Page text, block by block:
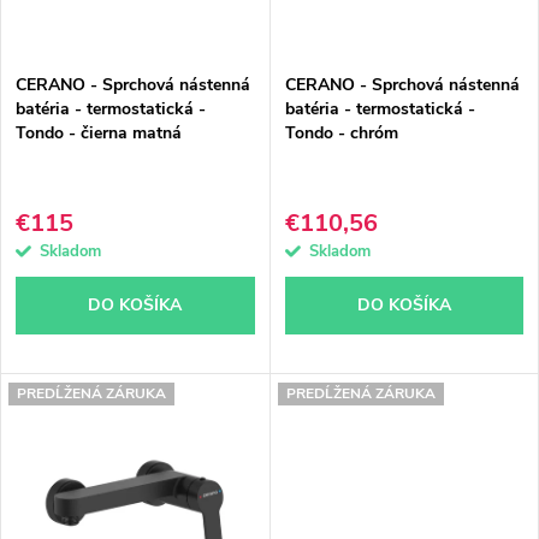
p
r
d
u
t
o
r
o
d
u
t
o
CERANO - Sprchová nástenná
batéria - termostatická -
Tondo - čierna matná
€115
Skladom
DO KOŠÍKA
CERANO - Sprchová nástenná
batéria - termostatická -
Tondo - chróm
€110,56
Skladom
DO KOŠÍKA
PREDĹŽENÁ ZÁRUKA PREDĹŽENÁ ZÁRUKA